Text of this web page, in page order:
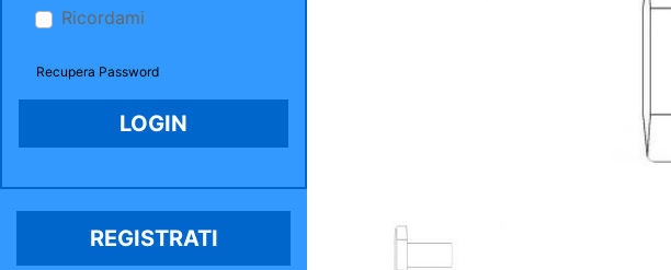
Ricordami
Recupera Password
REGISTRATI